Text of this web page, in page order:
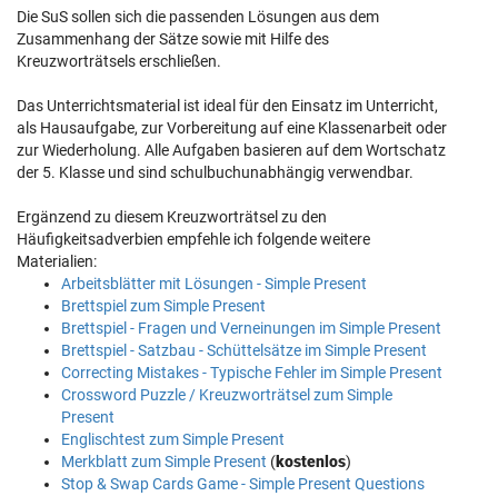
Die SuS sollen sich die passenden Lösungen aus dem
Zusammenhang der Sätze sowie mit Hilfe des
Kreuzworträtsels erschließen.
Das Unterrichtsmaterial ist ideal für den Einsatz im Unterricht,
als Hausaufgabe, zur Vorbereitung auf eine Klassenarbeit oder
zur Wiederholung. Alle Aufgaben basieren auf dem Wortschatz
der 5. Klasse und sind schulbuchunabhängig verwendbar.
Ergänzend zu diesem Kreuzworträtsel zu den
Häufigkeitsadverbien empfehle ich folgende weitere
Materialien:
Arbeitsblätter mit Lösungen - Simple Present
Brettspiel zum Simple Present
Brettspiel - Fragen und Verneinungen im Simple Present
Brettspiel - Satzbau - Schüttelsätze im Simple Present
Correcting Mistakes - Typische Fehler im Simple Present
Crossword Puzzle / Kreuzworträtsel zum Simple
Present
Englischtest zum Simple Present
Merkblatt zum Simple Present (kostenlos)
Stop & Swap Cards Game - Simple Present Questions